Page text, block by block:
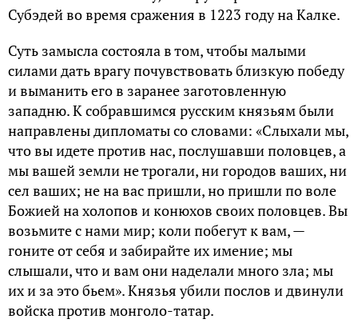
Субэдей во время сражения в 1223 году на Калке.
Суть замысла состояла в том, чтобы малыми
силами дать врагу почувствовать близкую победу
и выманить его в заранее заготовленную
западню. К собравшимся русским князьям были
направлены дипломаты со словами: «Слыхали мы,
что вы идете против нас, послушавши половцев, а
мы вашей земли не трогали, ни городов ваших, ни
сел ваших; не на вас пришли, но пришли по воле
Божией на холопов и конюхов своих половцев. Вы
возьмите с нами мир; коли побегут к вам, —
гоните от себя и забирайте их имение; мы
слышали, что и вам они наделали много зла; мы
их и за это бьем». Князья убили послов и двинули
войска против монголо-татар.